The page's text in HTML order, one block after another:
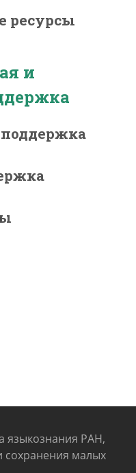
ресурсы
и
языкознания РАН,
сохранения малых